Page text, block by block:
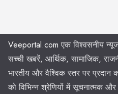
Veeportal.com एक विश्वसनीय
सच्ची खबरें, आर्थिक, सामाजिक,
भारतीय और वैश्विक स्तर पर प्रदान
को विभिन्न श्रेणियों में सूचनात्मक